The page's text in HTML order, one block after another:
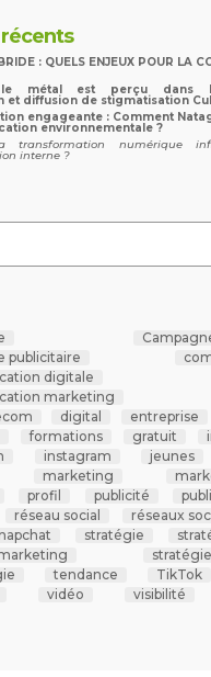
: QUELS ENJEUX POUR LA
le métal est perçu dans
et diffusion de stigmatisation
engageante : Comment
environnementale ?
transformation numérique
interne ?
publicitaire
digitale
marketing
digital entreprise
formations gratuit
instagram jeunes
marketing
profil publicité
réseau social réseaux
stratégie
tendance TikTok
vidéo visibilité